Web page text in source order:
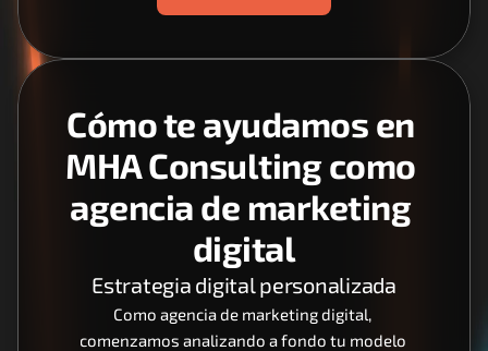
Cómo te ayudamos en
MHA Consulting como
agencia de marketing
digital
Estrategia digital personalizada
Como agencia de marketing digital,
comenzamos analizando a fondo tu modelo